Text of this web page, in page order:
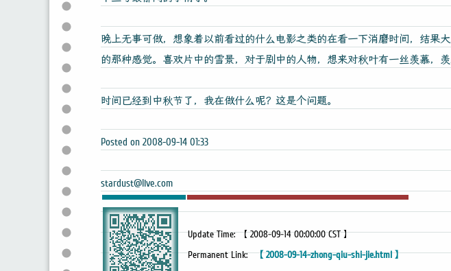
晚上无事可做，想象着以前看过的什么电影之类的在看一下消磨时间，结果
的那种感觉。喜欢片中的雪景，对于剧中的人物，想来对秋叶有一丝羡慕，羡
时间已经到中秋节了，我在做什么呢？这是个问题。
Posted on 2008-09-14 01:33
stardust@live.com
Update Time: 【 2008-09-14 00:00:00 CST 】
Permanent Link: 【 2008-09-14-zhong-qiu-shi-jie.html 】